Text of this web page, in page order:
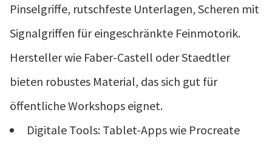
Pinselgriffe, rutschfeste Unterlagen, Scheren mit
Signalgriffen für eingeschränkte Feinmotorik.
Hersteller wie Faber-Castell oder Staedtler
bieten robustes Material, das sich gut für
öffentliche Workshops eignet.
Digitale Tools: Tablet-Apps wie Procreate